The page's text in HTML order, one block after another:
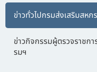
ข่าวทั่วไปกรมส่งเสริมสห
ข่าวกิจกรรมผู้ตรวจราชกา
รมฯ